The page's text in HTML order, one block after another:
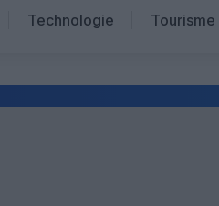
Technologie
Tourisme
Hôtellerie